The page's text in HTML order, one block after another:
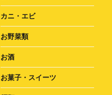
カニ・エビ
お野菜類
お酒
お菓子・スイーツ